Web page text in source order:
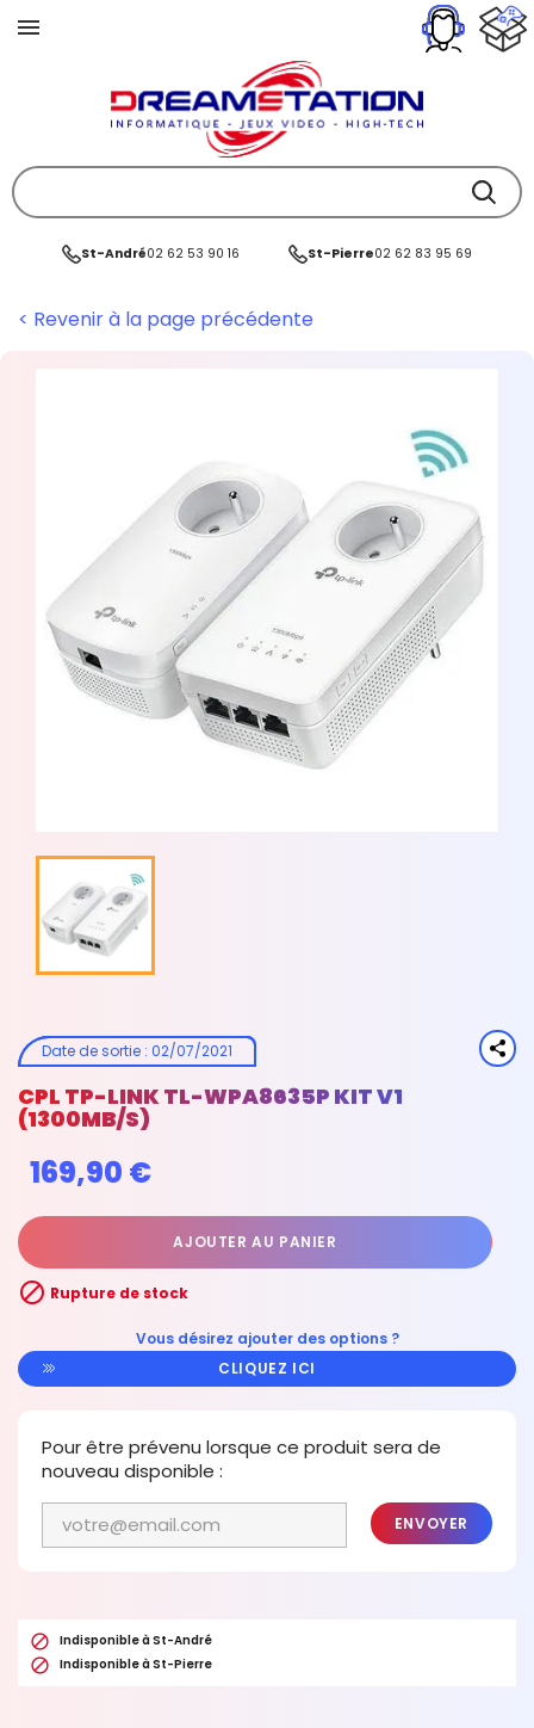
St-André02 62 53 90 16 St-Pierre02 62 83 95 69
< Revenir à la page précédente
Date de sortie : 02/07/2021
CPL TP-LINK TL-WPA8635P KIT V1
(1300MB/S)
169,90 €
AJOUTER AU PANIER
 Rupture de stock
Vous désirez ajouter des options ?
CLIQUEZ ICI
Pour être prévenu lorsque ce produit sera de
nouveau disponible :
ENVOYER
 Indisponible à St-André
 Indisponible à St-Pierre